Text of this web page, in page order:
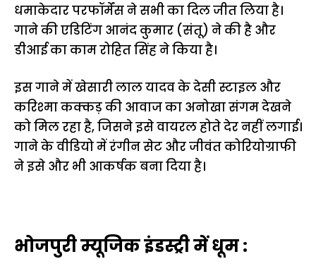
धमाकेदार परफॉर्मेंस ने सभी का दिल जीत लिया है।
गाने की एडिटिंग आनंद कुमार (संतू) ने की है और
डीआई का काम रोहित सिंह ने किया है।
इस गाने में खेसारी लाल यादव के देसी स्टाइल और
करिश्मा कक्कड़ की आवाज का अनोखा संगम देखने
को मिल रहा है, जिसने इसे वायरल होते देर नहीं लगाई।
गाने के वीडियो में रंगीन सेट और जीवंत कोरियोग्राफी
ने इसे और भी आकर्षक बना दिया है।
भोजपुरी म्यूजिक इंडस्ट्री में धूम :